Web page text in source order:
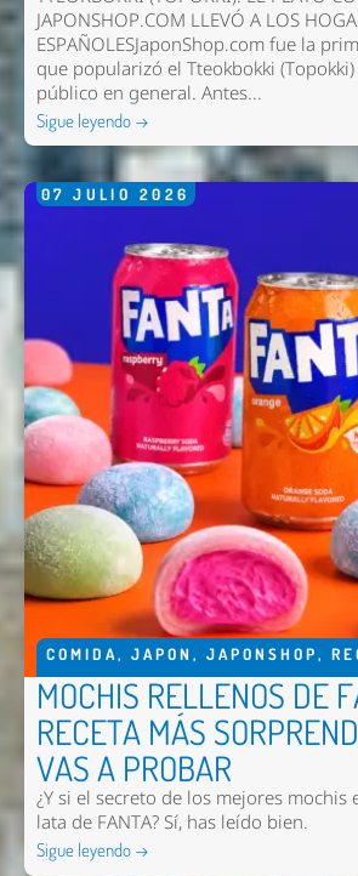
JAPONSHOP.COM LLEVÓ A LOS
ESPAÑOLESJaponShop.com fue la
que popularizó el Tteokbokki
público en general. Antes...
Sigue leyendo →
07 JULIO 2026
COMIDA, JAPON , JAPONSHOP,
MOCHIS RELLENOS DE
RECETA MÁS
VAS A PROBAR
¿Y si el secreto de los mejores mochis
lata de FANTA? Sí, has leído bien.
Sigue leyendo →